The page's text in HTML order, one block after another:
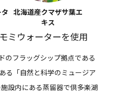
北海道産クマザサ葉エ
キス
ミウォーターを使用
のフラッグシップ拠点である
る「自然と科学のミュージア
設内にある蒸留器で倶多楽湖